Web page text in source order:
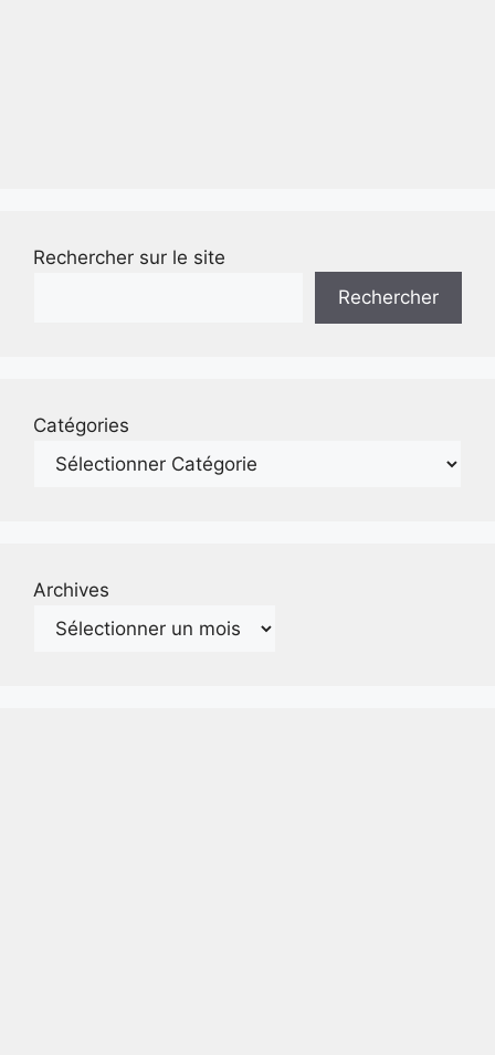
Rechercher sur le site
Rechercher
Catégories
Archives